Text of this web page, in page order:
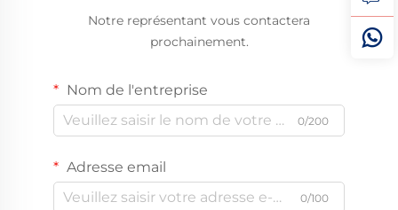
Notre représentant vous contactera
prochainement.
Nom de l'entreprise
0/200
Adresse email
0/100